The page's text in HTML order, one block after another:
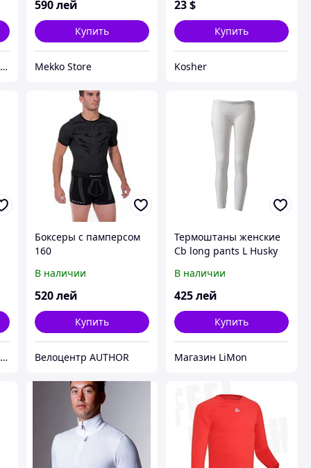
Магазин полезных покупок "Goodbuy"
590 лей
Купить
Mekko Store
23$
Купить
Kosher
Магазин полезных покупок "Goodbuy"
Боксеры с памперсом
160
В наличии
520 лей
Купить
Велоцентр AUTHOR
Термоштаны женские
Cb long pants L Husky
В наличии
425лей
Купить
Магазин LiMon